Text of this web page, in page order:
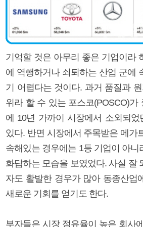
기억할 것은 아무리 좋은 기업이라
에 역행하거나 쇠퇴하는 산업 군에
기 어렵다는 것이다. 과거 품질과
위라 할 수 있는 포스코(POSCO)가
에 10년 가까이 시장에서 소외되
있다. 반면 시장에서 주목받은 메가
속해있는 경우에는 1등 기업이 아니
화답하는 모습을 보였었다. 사실 잘
자도 활발한 경우가 많아 동종산업
새로운 기회를 얻기도 한다.
부자들은 시장 점유율이 높은 회사